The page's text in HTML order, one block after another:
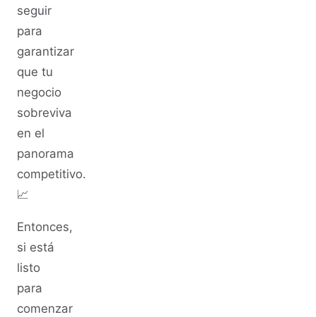
seguir
para
garantizar
que tu
negocio
sobreviva
en el
panorama
competitivo.
📈
Entonces,
si está
listo
para
comenzar